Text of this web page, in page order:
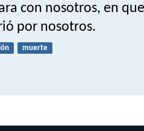
con nosotros, en
por nosotros.
muerte